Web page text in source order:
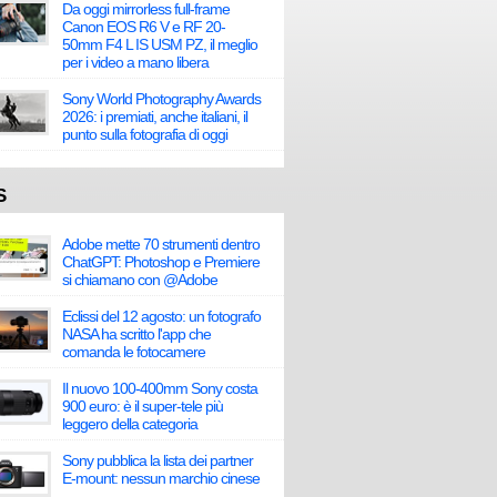
Da oggi mirrorless full-frame
Canon EOS R6 V e RF 20-
50mm F4 L IS USM PZ, il meglio
per i video a mano libera
Sony World Photography Awards
2026: i premiati, anche italiani, il
punto sulla fotografia di oggi
Adobe mette 70 strumenti dentro
ChatGPT: Photoshop e Premiere
si chiamano con @Adobe
Eclissi del 12 agosto: un fotografo
NASA ha scritto l'app che
comanda le fotocamere
Il nuovo 100-400mm Sony costa
900 euro: è il super-tele più
leggero della categoria
Sony pubblica la lista dei partner
E-mount: nessun marchio cinese